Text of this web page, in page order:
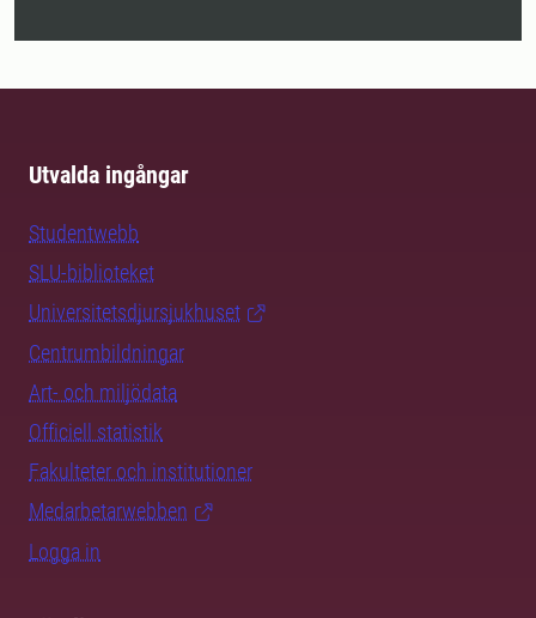
Utvalda ingångar
Studentwebb
SLU-biblioteket
Universitetsdjursjukhuset
Centrumbildningar
Art- och miljödata
Officiell statistik
Fakulteter och institutioner
Medarbetarwebben
Logga in